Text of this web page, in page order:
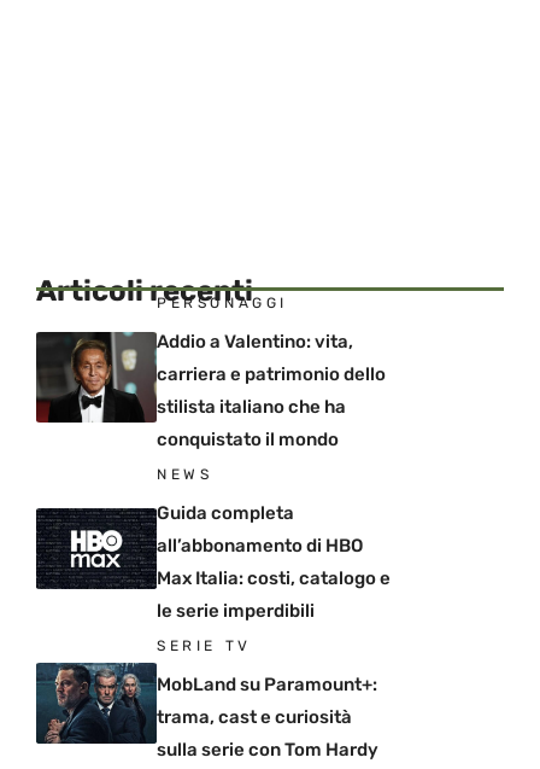
Articoli recenti
PERSONAGGI
Addio a Valentino: vita,
carriera e patrimonio dello
stilista italiano che ha
conquistato il mondo
NEWS
Guida completa
all’abbonamento di HBO
Max Italia: costi, catalogo e
le serie imperdibili
SERIE TV
MobLand su Paramount+:
trama, cast e curiosità
sulla serie con Tom Hardy